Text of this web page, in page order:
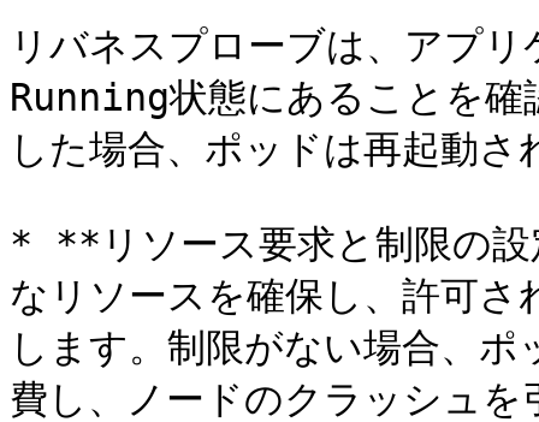
リバネスプローブは、アプ
Running状態にあることを確
した場合、ポッドは再起動さ
* **リソース要求と制限の
なリソースを確保し、許可
します。制限がない場合、
費し、ノードのクラッシュ